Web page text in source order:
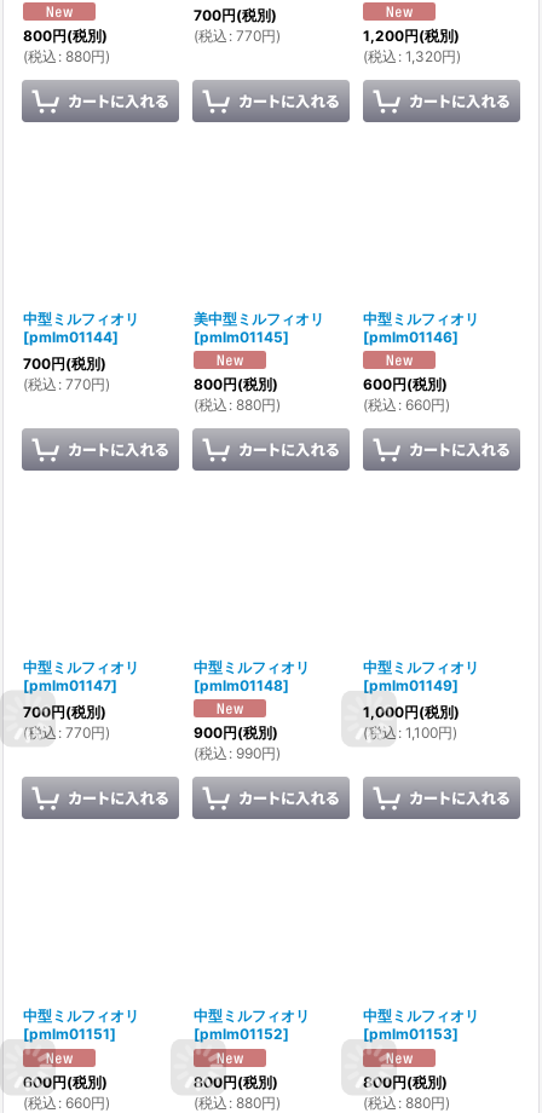
800円(税別)
(税込 : 880円)
700円(税別)
(税込 : 770円) 1,200円(税別)
(税込 : 1,320円)
中型ミルフィオリ
[pmlm01144]
700円(税別)
(税込 : 770円)
美中型ミルフィオリ
[pmlm01145]
800円(税別)
(税込 : 880円)
中型ミルフィオリ
[pmlm01146]
600円(税別)
(税込 : 660円)
中型ミルフィオリ
[pmlm01147]
700円(税別)
(税込 : 770円)
中型ミルフィオリ
[pmlm01148]
900円(税別)
(税込 : 990円)
中型ミルフィオリ
[pmlm01149]
1,000円(税別)
(税込 : 1,100円)
中型ミルフィオリ
[pmlm01151]
600円(税別)
(税込 : 660円)
中型ミルフィオリ
[pmlm01152]
800円(税別)
(税込 : 880円)
中型ミルフィオリ
[pmlm01153]
800円(税別)
(税込 : 880円)